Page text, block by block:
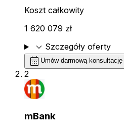
Koszt całkowity
1 620 079 zł
expand_more Szczegóły oferty
calendar_month Umów darmową konsultację
2
mBank